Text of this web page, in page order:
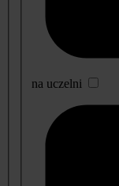
na uczelni